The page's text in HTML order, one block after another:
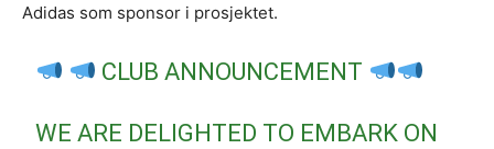
Adidas som sponsor i prosjektet.
CLUB ANNOUNCEMENT
WE ARE DELIGHTED TO EMBARK ON